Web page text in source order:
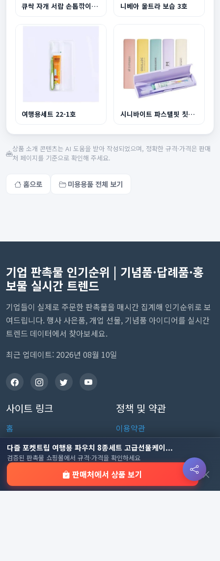
큐싹 자개 서랍 손톱깎이 6종 세트 니베아 울트라 보습 3호
여행용세트 22-1호 시니바이트 파스텔핏 칫솔치약 세트(국내생산)
상품 소개 콘텐츠는 AI 도움을 받아 작성되었으며, 정확한 규격·가격은 판매
처 페이지를 기준으로 확인해 주세요.
홈으로 미용용품 전체 보기
다즐 포켓트립 여행용 파우치 8종세트 고급선물케이...
검증된 판촉물 쇼핑몰에서 규격·가격을 확인하세요
판매처에서 상품 보기 ×
기업 판촉물 인기순위 | 기념품·답례품·홍
보물 실시간 트렌드
기업들이 실제로 주문한 판촉물을 매시간 집계해 인기순위로 보
여드립니다. 행사 사은품, 개업 선물, 기념품 아이디어를 실시간
트렌드 데이터에서 찾아보세요.
최근 업데이트: 2026년 08월 10일
사이트 링크
홈
판촉물 인기 순위
전체 카테고리
자주 묻는 질문
정책 및 약관
이용약관
개인정보처리방침
쿠키 정책